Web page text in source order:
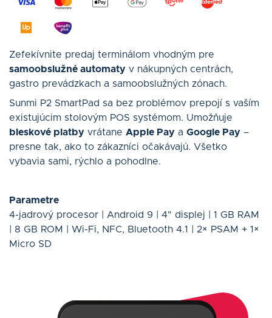
Zefekívnite predaj terminálom vhodným pre
samoobslužné automaty v nákupných centrách,
gastro prevádzkach a samoobslužných zónach.
Sunmi P2 SmartPad sa bez problémov prepojí s vaším
existujúcim stolovým POS systémom. Umožňuje
bleskové platby vrátane Apple Pay a Google Pay –
presne tak, ako to zákazníci očakávajú. Všetko
vybavia sami, rýchlo a pohodlne.
Parametre
4-jadrový procesor | Android 9 | 4" displej | 1 GB RAM
| 8 GB ROM | Wi-Fi, NFC, Bluetooth 4.1 | 2× PSAM + 1×
Micro SD